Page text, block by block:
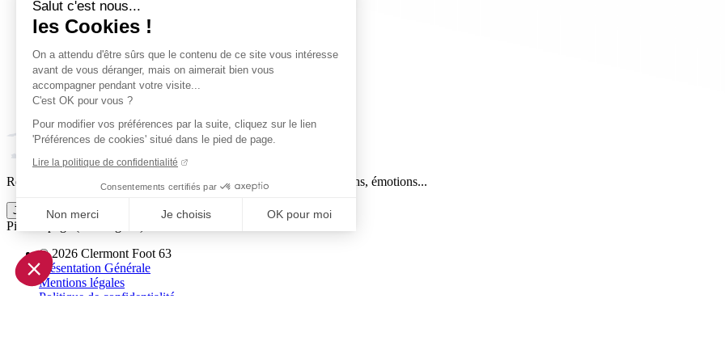
Salut c'est nous...
les Cookies !
On a attendu d'être sûrs que le contenu de ce site vous intéresse
avant de vous déranger, mais on aimerait bien vous
accompagner pendant votre visite...
C'est OK pour vous ?
Pour modifier vos préférences par la suite, cliquez sur le lien
'Préférences de cookies' situé dans le pied de page.
Lire la politique de confidentialité
Consentements certifiés par
Non merci Je choisis OK pour moi
Plateforme de Gestion du Consentement : Personnalisez vos Options
Notre plateforme vous permet d'adapter et de gérer vos paramètres de confidentialité, en garantissant la conformité avec
Reçois par email ta dose officielle de Clermont Foot 63 : actus, matchs, émotions...
Je m'inscris à la newsletter
Pied de page (liens légaux)
© 2026 Clermont Foot 63
Présentation Générale
Mentions légales
Politique de confidentialité